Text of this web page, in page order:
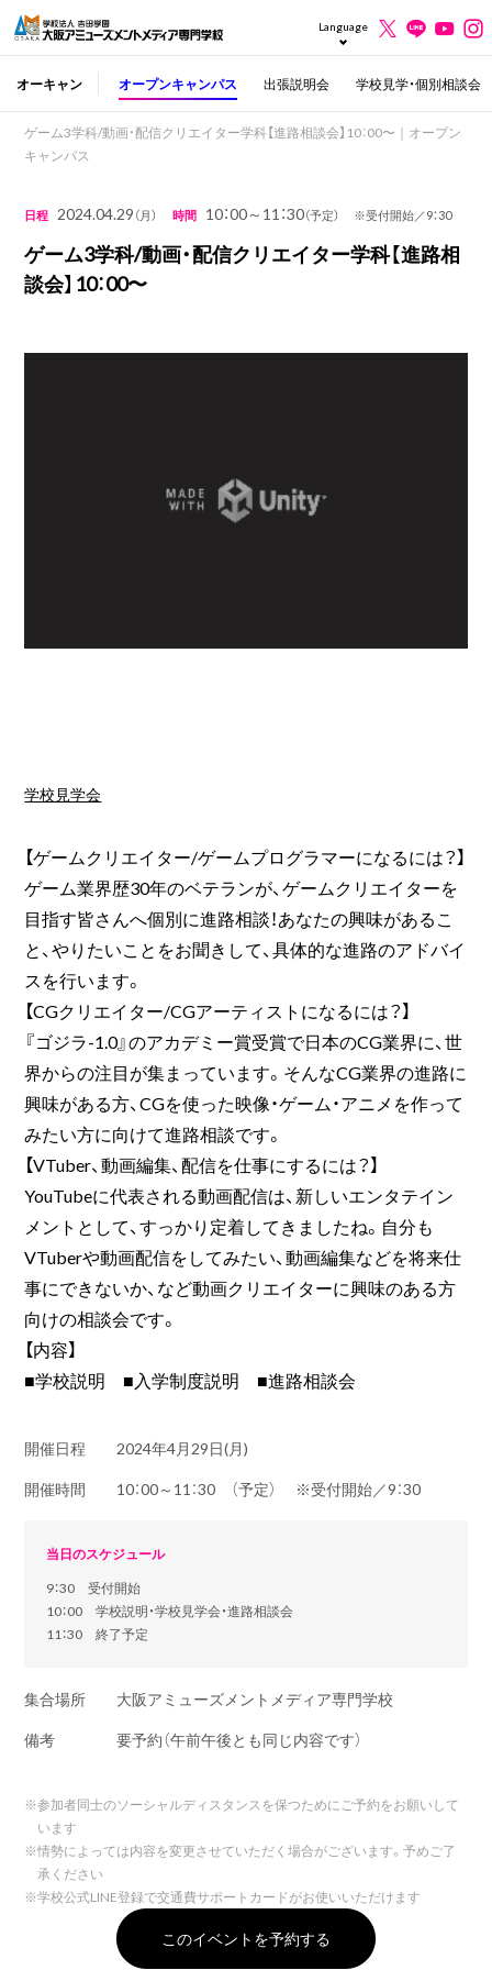
Language
オーキャン オープンキャンパス 出張説明会 学校見学・個別相談会
ゲーム3学科/動画・配信クリエイター学科【進路相談会】10：00〜｜オープン
キャンパス
日程 2024.04.29（月） 時間 10：00～11：30（予定） ※受付開始／9：30
ゲーム3学科/動画・配信クリエイター学科【進路相
談会】10：00〜
学校見学会
【ゲームクリエイター/ゲームプログラマーになるには？】
ゲーム業界歴30年のベテランが、ゲームクリエイターを
目指す皆さんへ個別に進路相談！あなたの興味があるこ
と、やりたいことをお聞きして、具体的な進路のアドバイ
スを行います。
【CGクリエイター/CGアーティストになるには？】
『ゴジラ-1.0』のアカデミー賞受賞で日本のCG業界に、世
界からの注目が集まっています。そんなCG業界の進路に
興味がある方、CGを使った映像・ゲーム・アニメを作って
みたい方に向けて進路相談です。
【VTuber、動画編集、配信を仕事にするには？】
YouTubeに代表される動画配信は、新しいエンタテイン
メントとして、すっかり定着してきましたね。自分も
VTuberや動画配信をしてみたい、動画編集などを将来仕
事にできないか、など動画クリエイターに興味のある方
向けの相談会です。
【内容】
■学校説明 ■入学制度説明 ■進路相談会
開催日程
2024年4月29日(月)
開催時間
10：00～11：30 （予定） ※受付開始／9：30
当日のスケジュール
9：30 受付開始
10：00 学校説明・学校見学会・進路相談会
11：30 終了予定
集合場所
大阪アミューズメントメディア専門学校
備考
要予約（午前午後とも同じ内容です）
※参加者同士のソーシャルディスタンスを保つためにご予約をお願いして
います
※情勢によっては内容を変更させていただく場合がございます。予めご了
承ください
※学校公式LINE登録で交通費サポートカードがお使いいただけます
このイベントを予約する